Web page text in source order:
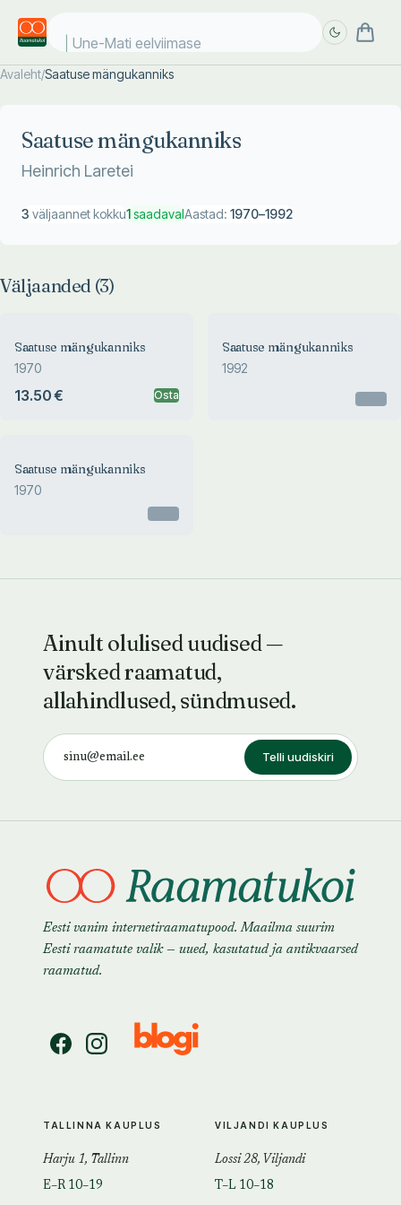
Une-Mati eelviimased
Avaleht/Saatuse mängukanniks
Saatuse mängukanniks
Heinrich Laretei
3 väljaannet kokku1saadavalAastad: 1970–1992
Väljaanded (3)
Saatuse mängukanniks
1970
13.50 € Osta
Saatuse mängukanniks
1992
Saatuse mängukanniks
1970
Ainult olulised uudised —
värsked raamatud,
allahindlused, sündmused.
Telli uudiskiri
Eesti vanim internetiraamatupood. Maailma suurim
Eesti raamatute valik — uued, kasutatud ja antikvaarsed
raamatud.
TALLINNA KAUPLUS
Harju 1, Tallinn
E–R 10–19
VILJANDI KAUPLUS
Lossi 28, Viljandi
T–L 10–18